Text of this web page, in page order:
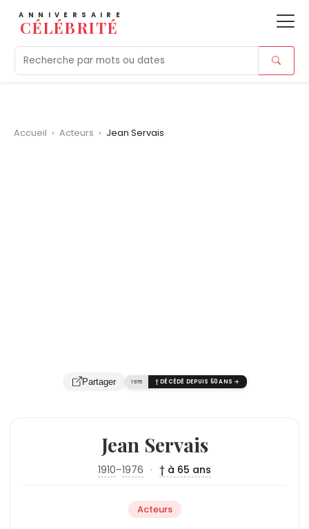
ANNIVERSAIRE
CÉLÉBRITÉ
Aujourd'hui Tendances Morts
Accueil › Acteurs › Jean Servais
Partager 1976 † DÉCÉDÉ DEPUIS 50 ANS →
Jean Servais
1910–1976 · † à 65 ans
Acteurs